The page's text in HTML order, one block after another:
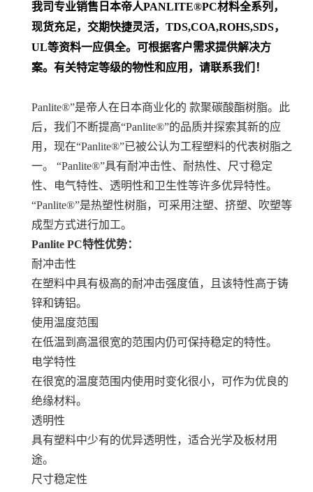
我司专业销售日本帝人PANLITE®PC材料全系列 ，
现货充足，交期快捷灵活，TDS,COA,ROHS,SDS，
UL等资料一应俱全。可根据客户需求提供解决方
案。 有关特定等级的物性和应用，请联系我们！
Panlite®”是帝人在日本商业化的 款聚碳酸酯树脂。此
后，我们不断提高“Panlite®”的品质并探索其新的应
用，现在“Panlite®”已被公认为工程塑料的代表树脂之
一。 “Panlite®”具有耐冲击性、耐热性、尺寸稳定
性、电气特性、透明性和卫生性等许多优异特性。
“Panlite®”是热塑性树脂，可采用注塑、挤塑、吹塑等
成型方式进行加工。
Panlite PC特性优势：
耐冲击性
在塑料中具有极高的耐冲击强度值，且该特性高于铸
锌和铸铝。
使用温度范围
在低温到高温很宽的范围内仍可保持稳定的特性。
电学特性
在很宽的温度范围内使用时变化很小，可作为优良的
绝缘材料。
透明性
具有塑料中少有的优异透明性，适合光学及板材用
途。
尺寸稳定性